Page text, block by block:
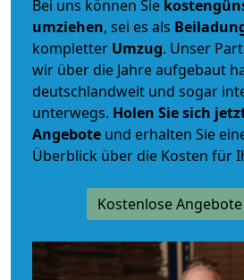
Bei uns können Sie
umziehen, sei es als
kompletter Umzug. Unser
wir über die Jahre aufgebaut
deutschlandweit und sogar
unterwegs. Holen Sie sich
Angebote und erhalten Sie
Überblick über die Kosten für
Kostenlose